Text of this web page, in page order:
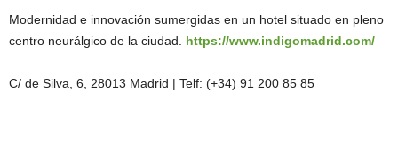
Modernidad e innovación sumergidas en un hotel situado en pleno
centro neurálgico de la ciudad. https://www.indigomadrid.com/
C/ de Silva, 6, 28013 Madrid | Telf: (+34) 91 200 85 85